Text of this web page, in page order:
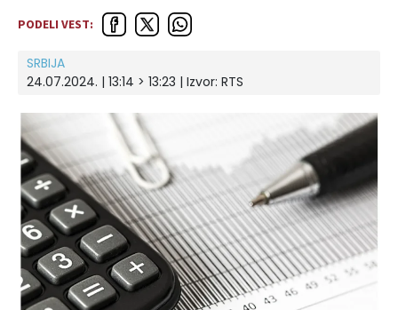
PODELI VEST:
SRBIJA
24.07.2024. | 13:14 > 13:23 | Izvor: RTS